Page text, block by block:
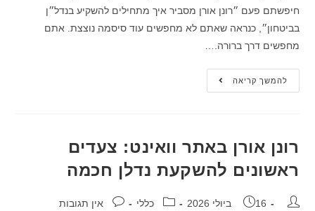
חיפשתם פעם ״רונן אורן מסביר איך מתחילים להשקיע בנדל״ן
בביטחון״, כנראה שאתם לא מחפשים עוד סיסמה נוצצת. אתם
מחפשים דרך ברורה.…
להמשך קריאה
רונן אורן באתר וואינט: צעדים
ראשונים להשקעת נדלן חכמה
16 ביולי 2026 כללי אין תגובות